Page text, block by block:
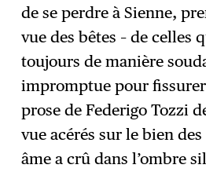
de se perdre à Sienne,
vue des bêtes – de celles
toujours de manière
impromptue pour
prose de Federigo Tozzi
vue acérés sur le bien des
âme a crû dans l’ombre